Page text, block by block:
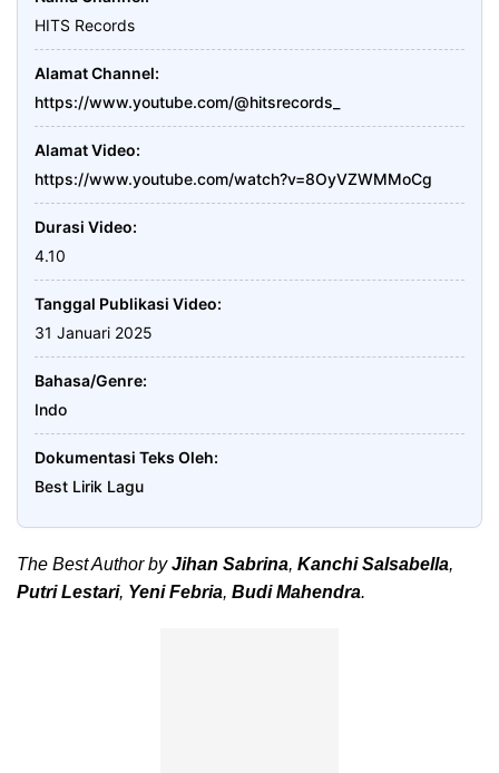
HITS Records
Alamat Channel
https://www.youtube.com/@hitsrecords_
Alamat Video
https://www.youtube.com/watch?v=8OyVZWMMoCg
Durasi Video
4.10
Tanggal Publikasi Video
31 Januari 2025
Bahasa/Genre
Indo
Dokumentasi Teks Oleh
Best Lirik Lagu
The Best Author byJihan Sabrina, Kanchi Salsabella,
Putri Lestari, Yeni Febria, Budi Mahendra.